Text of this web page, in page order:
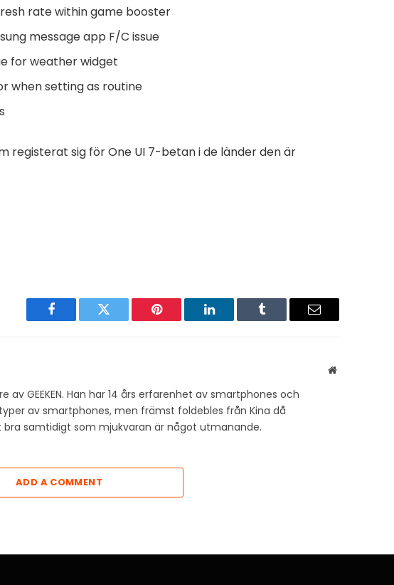
rate within game booster
message app F/C issue
for weather widget
when setting as routine
registerat sig för One UI 7-betan i de länder den är
Facebook Twitter Pinterest LinkedIn Tumblr Email
Website
av GEEKEN. Han har 14 års erfarenhet av smartphones och
av smartphones, men främst foldebles från Kina då
bra samtidigt som mjukvaran är något utmanande.
ADD A COMMENT